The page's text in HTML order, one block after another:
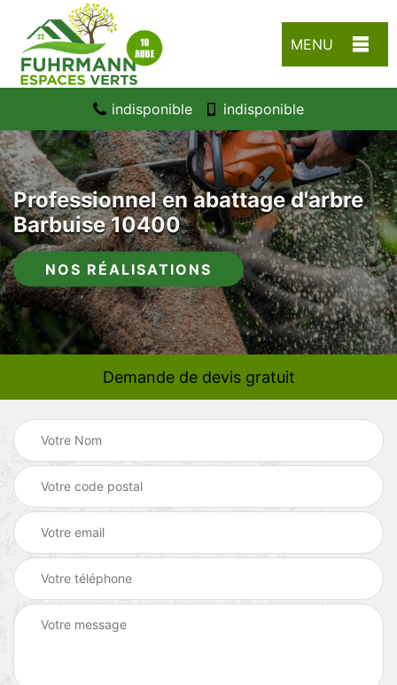
MENU
indisponible indisponible
Professionnel en abattage d'arbre
Barbuise 10400
NOS RÉALISATIONS
Demande de devis gratuit